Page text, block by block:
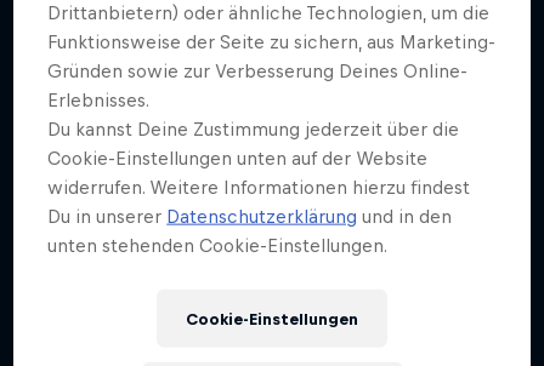
Drittanbietern) oder ähnliche Technologien, um die
Funktionsweise der Seite zu sichern, aus Marketing-
Gründen sowie zur Verbesserung Deines Online-
Erlebnisses.
Du kannst Deine Zustimmung jederzeit über die
Cookie-Einstellungen unten auf der Website
widerrufen. Weitere Informationen hierzu findest
Du in unserer Datenschutzerklärung und in den
unten stehenden Cookie-Einstellungen.
Cookie-Einstellungen